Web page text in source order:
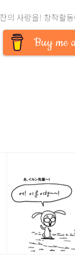
의 사랑을! 창작활
Buy me